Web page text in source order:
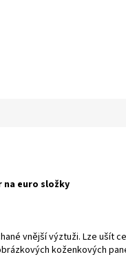
euro složky
vnější výztuži. Lze ušít
koženkových